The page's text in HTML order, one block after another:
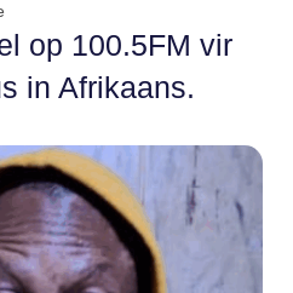
op 100.5FM vir
in Afrikaans.